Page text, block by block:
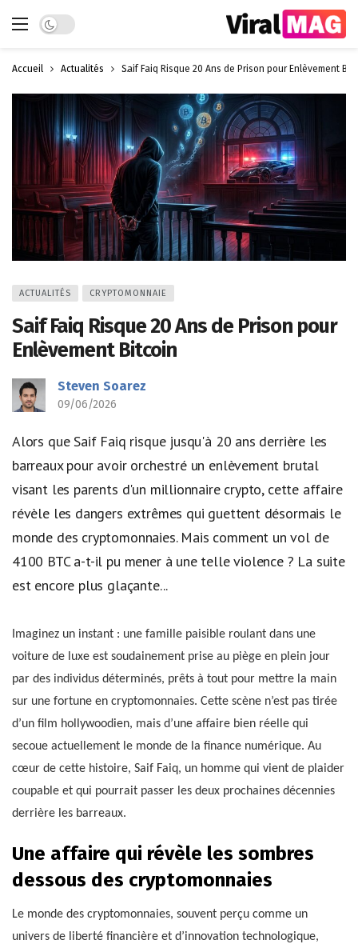
Dark mode
Accueil Actualités Saif Faiq Risque 20 Ans de Prison pour Enlèvement
ACTUALITÉS CRYPTOMONNAIE
Saif Faiq Risque 20 Ans de Prison pour
Enlèvement Bitcoin
Steven Soarez
09/06/2026
Alors que Saif Faiq risque jusqu'à 20 ans derrière les
barreaux pour avoir orchestré un enlèvement brutal
visant les parents d'un millionnaire crypto, cette affaire
révèle les dangers extrêmes qui guettent désormais le
monde des cryptomonnaies. Mais comment un vol de
4100 BTC a-t-il pu mener à une telle violence ? La suite
est encore plus glaçante...
Imaginez un instant : une famille paisible roulant dans une
voiture de luxe est soudainement prise au piège en plein jour
par des individus déterminés, prêts à tout pour mettre la main
sur une fortune en cryptomonnaies. Cette scène n’est pas tirée
d’un film hollywoodien, mais d’une affaire bien réelle qui
secoue actuellement le monde de la finance numérique. Au
cœur de cette histoire, Saif Faiq, un homme qui vient de plaider
coupable et qui pourrait passer les deux prochaines décennies
derrière les barreaux.
Une affaire qui révèle les sombres
dessous des cryptomonnaies
Le monde des cryptomonnaies, souvent perçu comme un
univers de liberté financière et d’innovation technologique,